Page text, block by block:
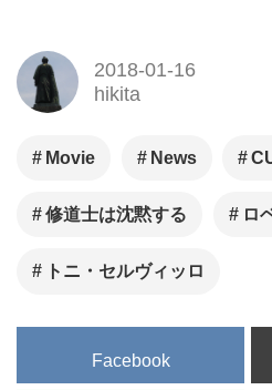
2018-01-16
hikita
Movie News
修道士は沈黙する ロ
トニ・セルヴィッロ
Facebook